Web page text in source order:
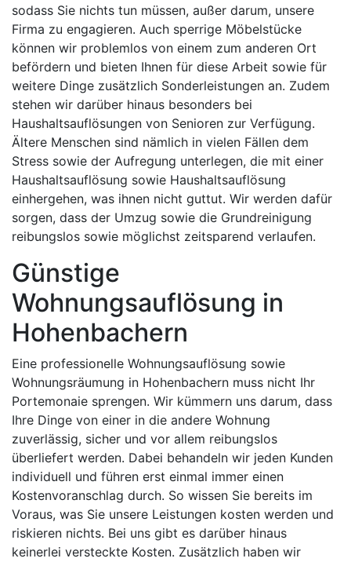
sodass Sie nichts tun müssen, außer darum, unsere
Firma zu engagieren. Auch sperrige Möbelstücke
können wir problemlos von einem zum anderen Ort
befördern und bieten Ihnen für diese Arbeit sowie für
weitere Dinge zusätzlich Sonderleistungen an. Zudem
stehen wir darüber hinaus besonders bei
Haushaltsauflösungen von Senioren zur Verfügung.
Ältere Menschen sind nämlich in vielen Fällen dem
Stress sowie der Aufregung unterlegen, die mit einer
Haushaltsauflösung sowie Haushaltsauflösung
einhergehen, was ihnen nicht guttut. Wir werden dafür
sorgen, dass der Umzug sowie die Grundreinigung
reibungslos sowie möglichst zeitsparend verlaufen.
Günstige
Wohnungsauflösung in
Hohenbachern
Eine professionelle Wohnungsauflösung sowie
Wohnungsräumung in Hohenbachern muss nicht Ihr
Portemonaie sprengen. Wir kümmern uns darum, dass
Ihre Dinge von einer in die andere Wohnung
zuverlässig, sicher und vor allem reibungslos
überliefert werden. Dabei behandeln wir jeden Kunden
individuell und führen erst einmal immer einen
Kostenvoranschlag durch. So wissen Sie bereits im
Voraus, was Sie unsere Leistungen kosten werden und
riskieren nichts. Bei uns gibt es darüber hinaus
keinerlei versteckte Kosten. Zusätzlich haben wir